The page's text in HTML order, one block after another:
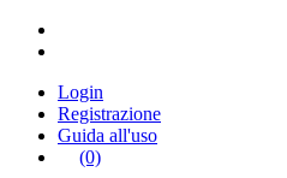
Login
Registrazione
Guida all'uso
(0)